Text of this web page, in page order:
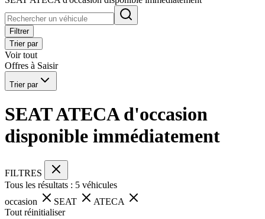
Filtrer
Trier par
Voir tout
Offres à Saisir
Trier par
SEAT ATECA d'occasion
disponible immédiatement
FILTRES
Tous les résultats : 5 véhicules
occasion
SEAT
ATECA
Tout réinitialiser